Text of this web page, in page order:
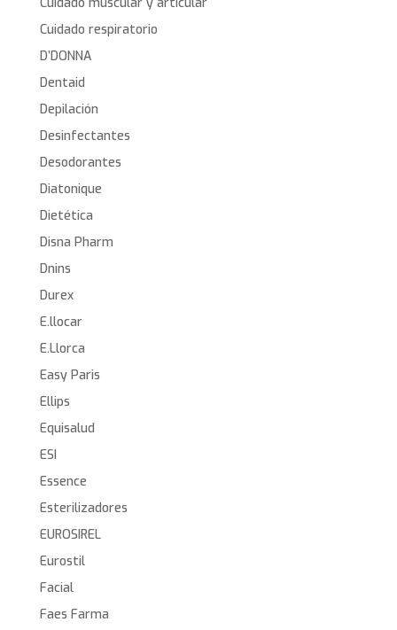
Cuidado respiratorio
D’DONNA
Dentaid
Depilación
Desinfectantes
Desodorantes
Diatonique
Dietética
Disna Pharm
Dnins
Durex
E.llocar
E.Llorca
Easy Paris
Ellips
Equisalud
ESI
Essence
Esterilizadores
EUROSIREL
Eurostil
Facial
Faes Farma